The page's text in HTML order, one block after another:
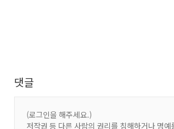
댓글